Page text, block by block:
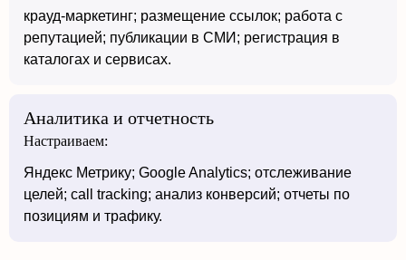
крауд-маркетинг; размещение ссылок; работа с
репутацией; публикации в СМИ; регистрация в
каталогах и сервисах.
Аналитика и отчетность
Настраиваем:
Яндекс Метрику; Google Analytics; отслеживание
целей; call tracking; анализ конверсий; отчеты по
позициям и трафику.